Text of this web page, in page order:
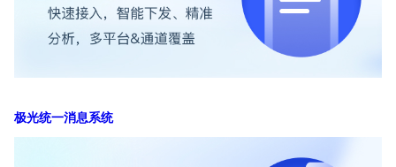
极光统一消息系统